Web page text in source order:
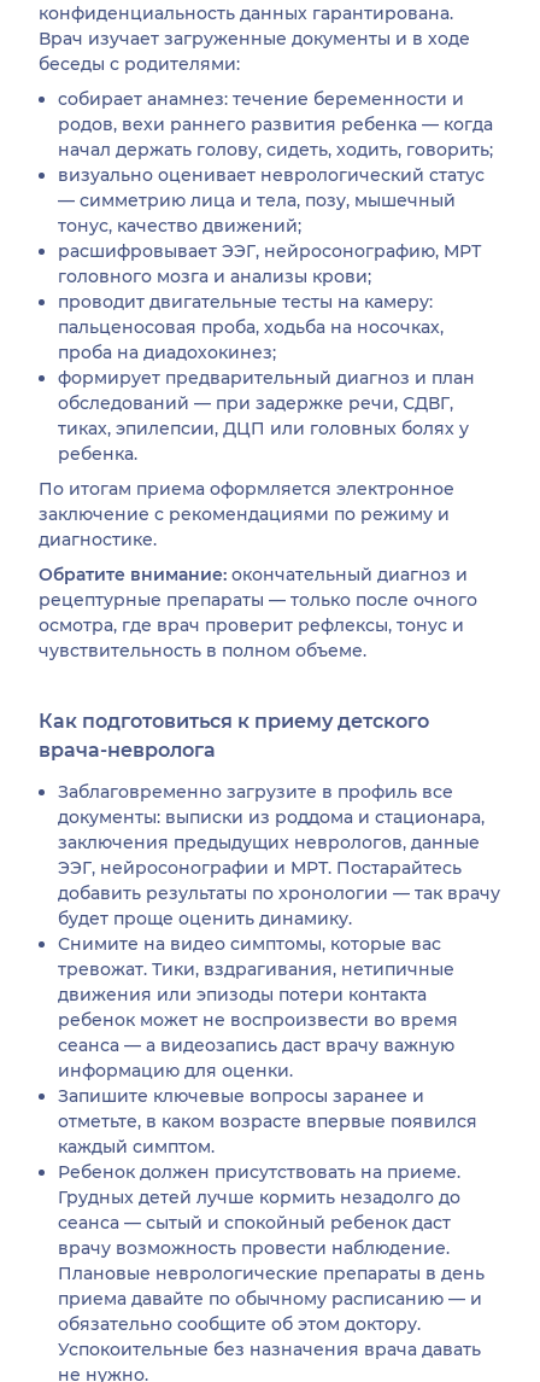
конфиденциальность данных гарантирована.
Врач изучает загруженные документы и в ходе
беседы с родителями:
собирает анамнез: течение беременности и
родов, вехи раннего развития ребенка — когда
начал держать голову, сидеть, ходить, говорить;
визуально оценивает неврологический статус
— симметрию лица и тела, позу, мышечный
тонус, качество движений;
расшифровывает ЭЭГ, нейросонографию, МРТ
головного мозга и анализы крови;
проводит двигательные тесты на камеру:
пальценосовая проба, ходьба на носочках,
проба на диадохокинез;
формирует предварительный диагноз и план
обследований — при задержке речи, СДВГ,
тиках, эпилепсии, ДЦП или головных болях у
ребенка.
По итогам приема оформляется электронное
заключение с рекомендациями по режиму и
диагностике.
Обратите внимание: окончательный диагноз и
рецептурные препараты — только после очного
осмотра, где врач проверит рефлексы, тонус и
чувствительность в полном объеме.
Как подготовиться к приему детского
врача-невролога
Заблаговременно загрузите в профиль все
документы: выписки из роддома и стационара,
заключения предыдущих неврологов, данные
ЭЭГ, нейросонографии и МРТ. Постарайтесь
добавить результаты по хронологии — так врачу
будет проще оценить динамику.
Снимите на видео симптомы, которые вас
тревожат. Тики, вздрагивания, нетипичные
движения или эпизоды потери контакта
ребенок может не воспроизвести во время
сеанса — а видеозапись даст врачу важную
информацию для оценки.
Запишите ключевые вопросы заранее и
отметьте, в каком возрасте впервые появился
каждый симптом.
Ребенок должен присутствовать на приеме.
Грудных детей лучше кормить незадолго до
сеанса — сытый и спокойный ребенок даст
врачу возможность провести наблюдение.
Плановые неврологические препараты в день
приема давайте по обычному расписанию — и
обязательно сообщите об этом доктору.
Успокоительные без назначения врача давать
не нужно.